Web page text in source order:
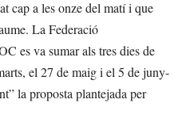
cap a les onze del matí i que
La Federació
es va sumar als tres dies de
el 27 de maig i el 5 de juny-
la proposta plantejada per